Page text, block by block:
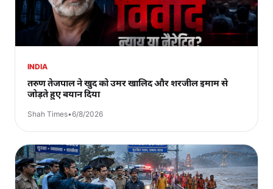
INDIA
तरुण तेजपाल ने खुद को उमर खालिद और शरजील इमाम से
जोड़ते हुए बयान दिया
Shah Times•6/8/2026